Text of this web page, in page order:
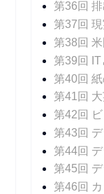
第36回
第41回
第44回
第45回